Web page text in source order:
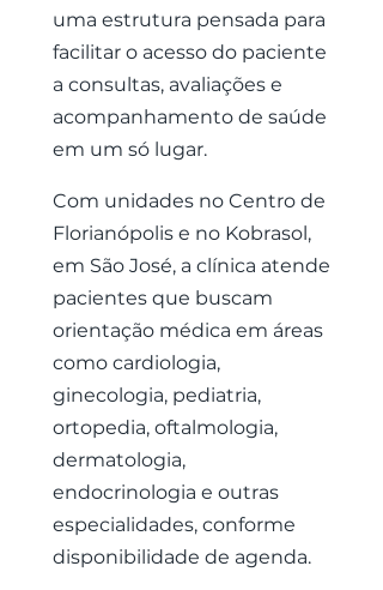
uma estrutura pensada para
facilitar o acesso do paciente
a consultas, avaliações e
acompanhamento de saúde
em um só lugar.
Com unidades no Centro de
Florianópolis e no Kobrasol,
em São José, a clínica atende
pacientes que buscam
orientação médica em áreas
como cardiologia,
ginecologia, pediatria,
ortopedia, oftalmologia,
dermatologia,
endocrinologia e outras
especialidades, conforme
disponibilidade de agenda.